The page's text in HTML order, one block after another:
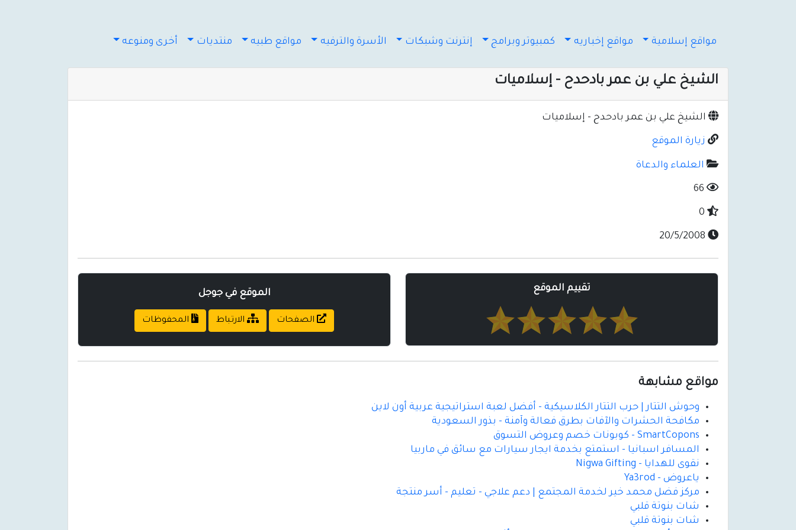
مواقع إسلامية مواقع إخباريه كمبيوتر وبرامج إنترنت وشبكات الأسرة والترفيه مواقع طبيه منتديات أخرى ومنوعه
الشيخ علي بن عمر بادحدح - إسلاميات
الشيخ علي بن عمر بادحدح - إسلاميات
زيارة الموقع
العلماء والدعاة
تقييم الموقع الموقع في جوجل
الصفحات الارتباط المحفوظات
مواقع مشابهة
وحوش التتار | حرب التتار الكلاسيكية - أفضل لعبة استراتيجية عربية أون لاين
مكافحة الحشرات والآفات بطرق فعالة وآمنة - بذور السعودية
SmartCopons - كوبونات خصم وعروض التسوق
المسافر اسبانيا - استمتع بخدمة ايجار سيارات مع سائق في ماربيا
نقوى للهدايا - Nigwa Gifting
ياعروض - Ya3rod
مركز فضل محمد خير لخدمة المجتمع | دعم علاجي - تعليم - أسر منتجة
شات بنوتة قلبي
شات بنوتة قلبي